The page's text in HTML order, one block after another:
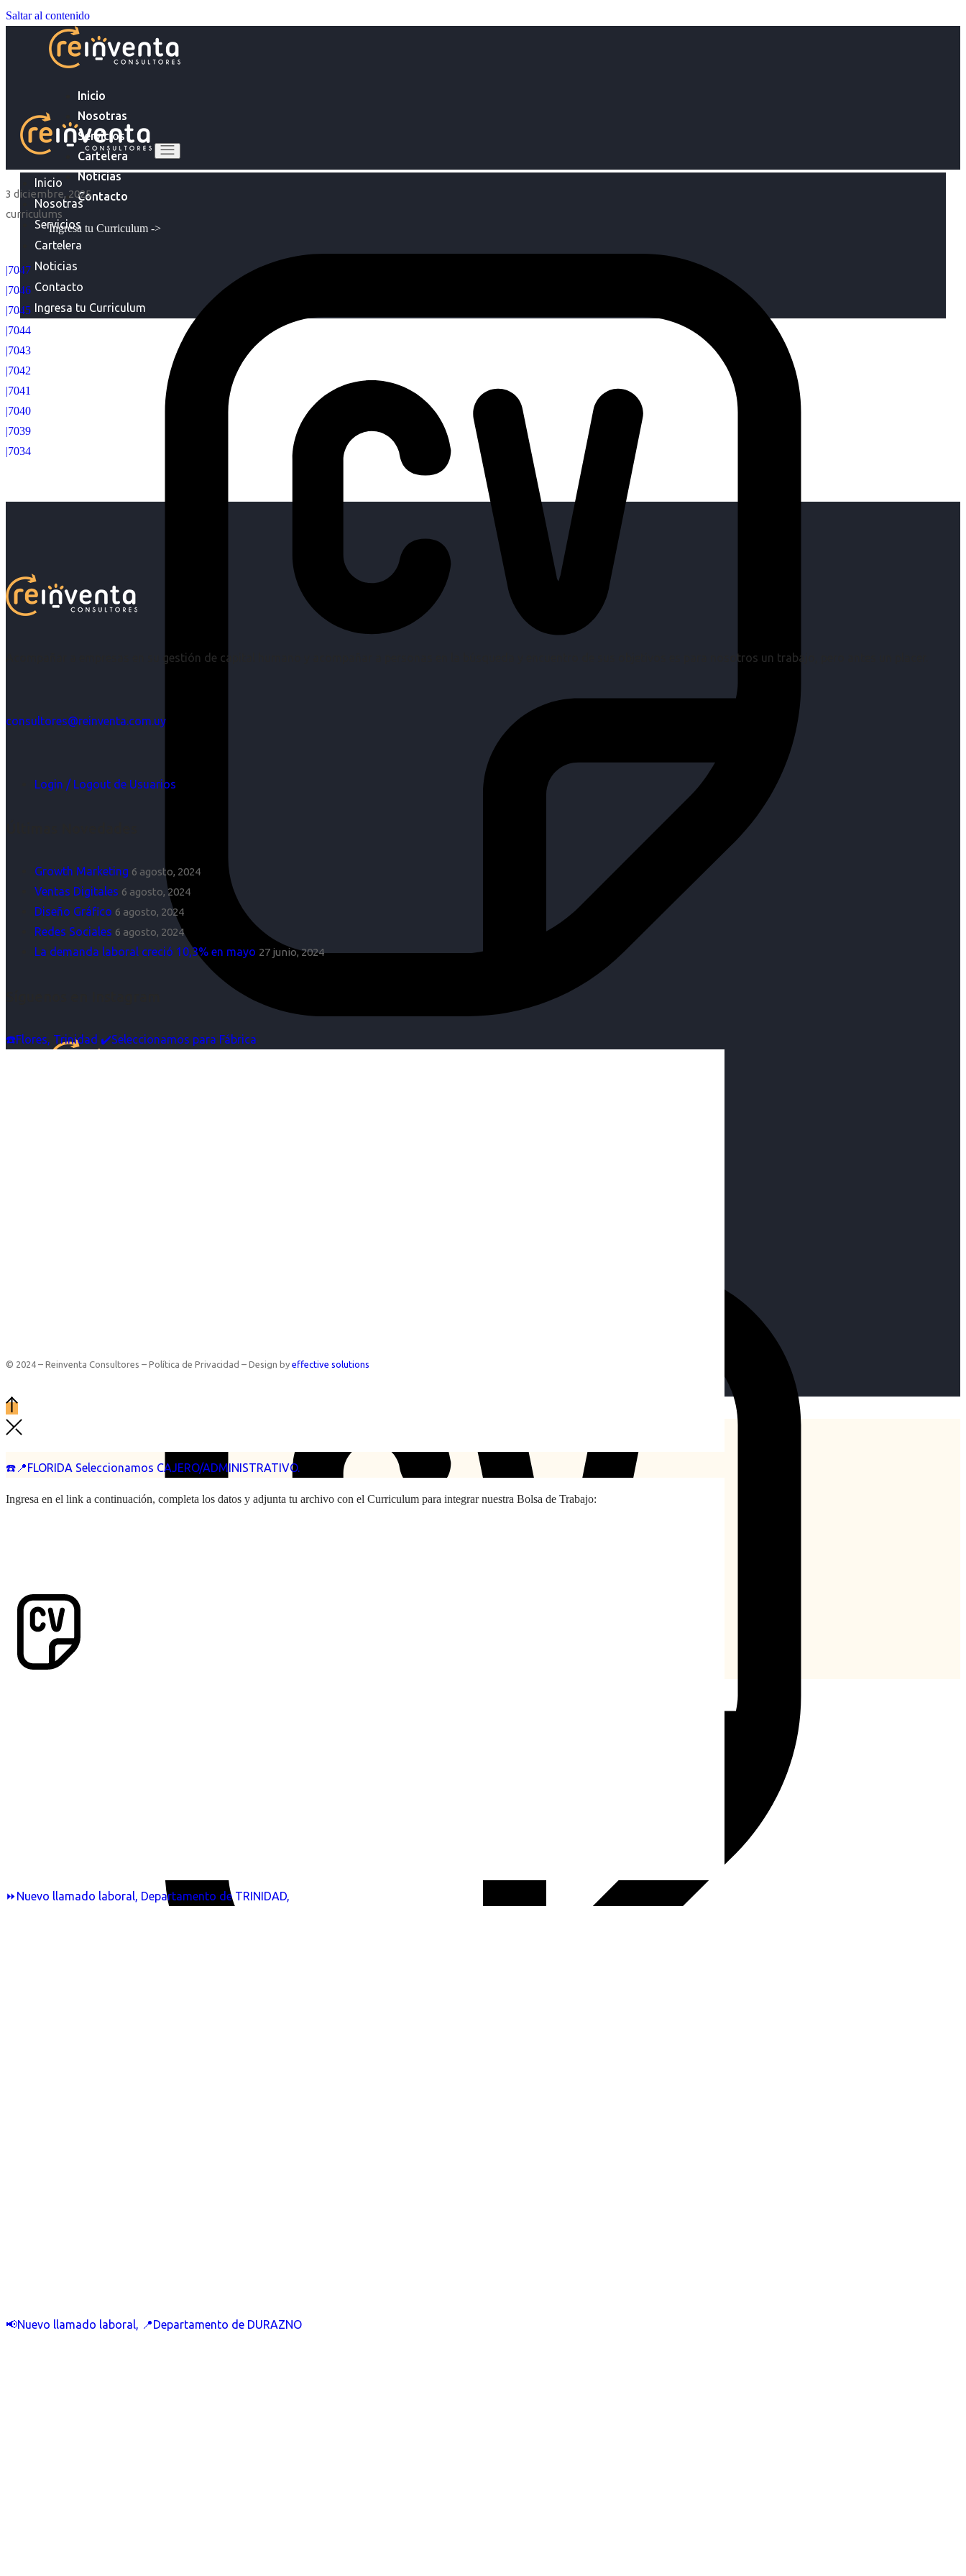
Saltar al contenido
Inicio
Nosotras
Servicios
Cartelera
Noticias
Contacto
Ingresa tu Curriculum ->
Inicio
Nosotras
Servicios
Cartelera
Noticias
Contacto
Ingresa tu Curriculum
3 diciembre, 2025
curriculums
|7047
|7046
|7045
|7044
|7043
|7042
|7041
|7040
|7039
|7034
Acompañar a empresas en su gestión de capital humano y acompañar a personas en la búsqueda y encuentro de sus objetivos es para nosotros un trabajo, pero antes un placer.
consultores@reinventa.com.uy
Login / Logout de Usuarios
Growth Marketing 6 agosto, 2024
Ventas Digitales 6 agosto, 2024
Diseño Gráfico 6 agosto, 2024
Redes Sociales 6 agosto, 2024
La demanda laboral creció 10,3% en mayo 27 junio, 2024
☎️Flores, Trinidad ✔️Seleccionamos para Fábrica
☎️📍FLORIDA Seleccionamos CAJERO/ADMINISTRATIVO.
⏩Nuevo llamado laboral, Departamento de TRINIDAD,
📢Nuevo llamado laboral, 📍Departamento de DURAZNO
© 2024 – Reinventa Consultores – Política de Privacidad – Design by effective solutions
Ingresa en el link a continuación, completa los datos y adjunta tu archivo con el Curriculum para integrar nuestra Bolsa de Trabajo: